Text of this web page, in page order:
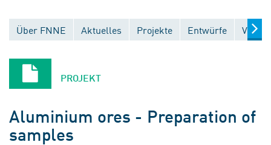
Über FNNE Aktuelles Projekte Entwürfe
PROJEKT
Aluminium ores - Preparation of
samples